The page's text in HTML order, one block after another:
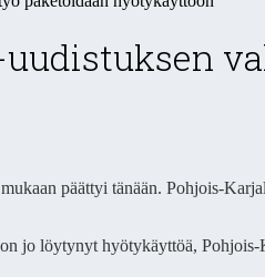
uudistuksen
päättyi tänään. Pohjois-
jo löytynyt hyötykäyttöä, Pohjois-